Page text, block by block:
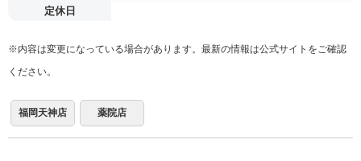
定休日
※内容は変更になっている場合があります。最新の情報は公式サイトをご確認
ください。
福岡天神店 薬院店